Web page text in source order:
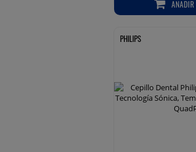
AÑADIR
PHILIPS